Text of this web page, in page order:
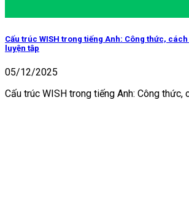
Cấu trúc WISH trong tiếng Anh: Công thức,
luyện tập
05/12/2025
Cấu trúc WISH trong tiếng Anh: Công thức,